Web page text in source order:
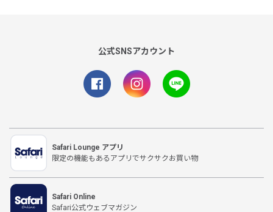
公式SNSアカウント
Safari Lounge アプリ
限定の機能もあるアプリでサクサクお買い物
Safari Online
Safari公式ウェブマガジン